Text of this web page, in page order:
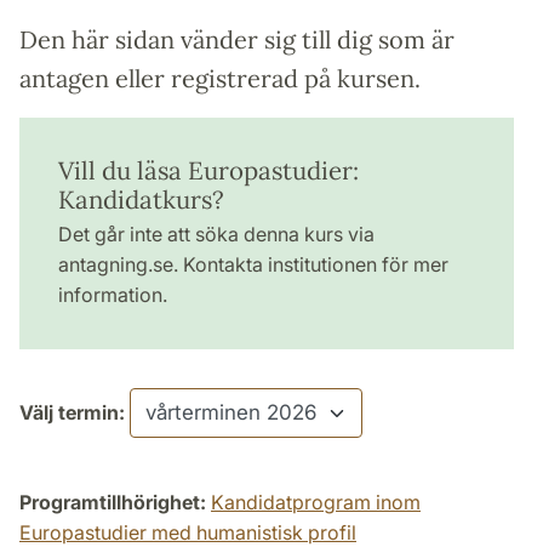
Den här sidan vänder sig till dig som är
antagen eller registrerad på kursen.
Vill du läsa Europastudier:
Kandidatkurs?
Det går inte att söka denna kurs via
antagning.se. Kontakta institutionen för mer
information.
Välj termin:
Programtillhörighet: Kandidatprogram inom
Europastudier med humanistisk profil